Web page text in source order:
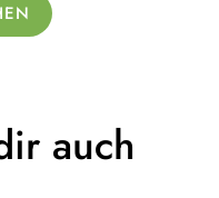
auch